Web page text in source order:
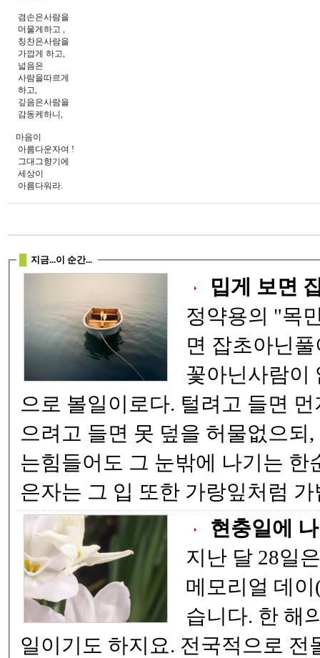
겸손은사람을
머물게하고 ,
칭찬은사람을
가깝게 하고,
넓음은
사람을따르게
하고,
깊음은사람을
감동케하니,
마음이
아름다운자여 !
그대그향기에
세상이
아름다워라.
지금...이 순간...
정약용의 "목민심
면 잡초아닌풀이 없고, 곱게 보면
꽃아닌사람이 없으되 , 그대를 꽃
으로 볼일이로다. 털려고 들면 먼지 없는이 없고, 덮
으려고 들면 못 덮을 허물없으되, 누구의 눈에 들기
는힘들어도 그 눈밖에 나기는 한순간이더라. 귀가얇
은자는
현충일에
지난 달 28일
메모리얼 데이
습니다. 한 해의 첫번째 국가공휴
일이기도 하지요. 전국적으로 전몰장병을 위한 추모